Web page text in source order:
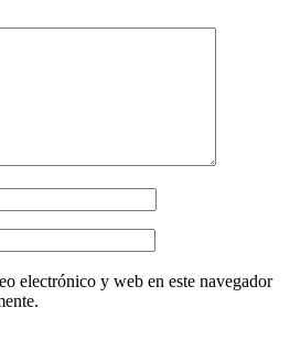
electrónico y web en este navegador